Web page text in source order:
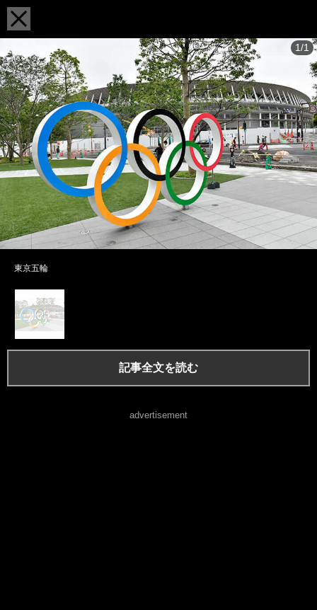
1/1
東京五輪
記事全文を読む
advertisement